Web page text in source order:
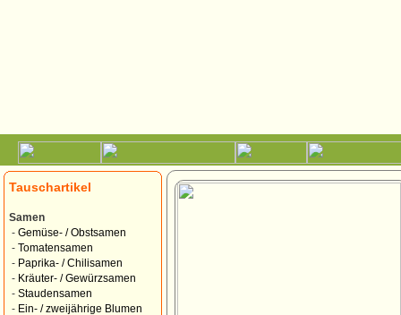
Tauschartikel
Samen
- Gemüse- / Obstsamen
- Tomatensamen
- Paprika- / Chilisamen
- Kräuter- / Gewürzsamen
- Staudensamen
- Ein- / zweijährige Blumen